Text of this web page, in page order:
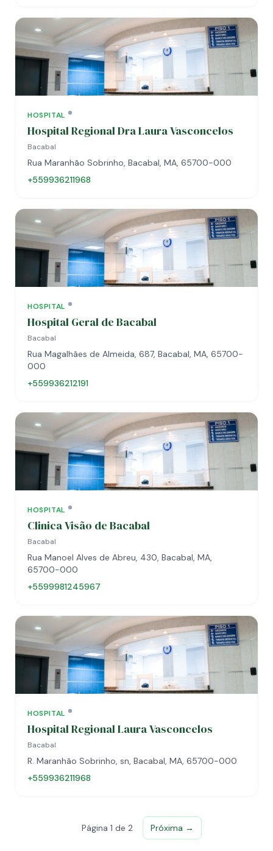
HOSPITAL
Hospital Regional Dra Laura Vasconcelos
Bacabal
Rua Maranhão Sobrinho, Bacabal, MA, 65700-000
+559936211968
HOSPITAL
Hospital Geral de Bacabal
Bacabal
Rua Magalhães de Almeida, 687, Bacabal, MA, 65700-
000
+559936212191
HOSPITAL
Clinica Visão de Bacabal
Bacabal
Rua Manoel Alves de Abreu, 430, Bacabal, MA,
65700-000
+5599981245967
HOSPITAL
Hospital Regional Laura Vasconcelos
Bacabal
R. Maranhão Sobrinho, sn, Bacabal, MA, 65700-000
+559936211968
Página 1 de 2 Próxima →